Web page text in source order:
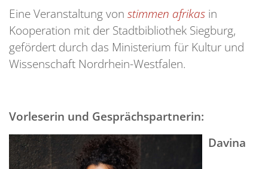
Eine Veranstaltung von stimmen afrikas in
Kooperation mit der Stadtbibliothek Siegburg,
gefördert durch das Ministerium für Kultur und
Wissenschaft Nordrhein-Westfalen.
Vorleserin und Gesprächspartnerin:
Davina